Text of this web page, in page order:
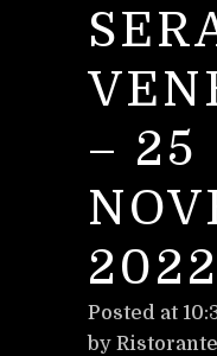
– 25
2022
Posted at
by